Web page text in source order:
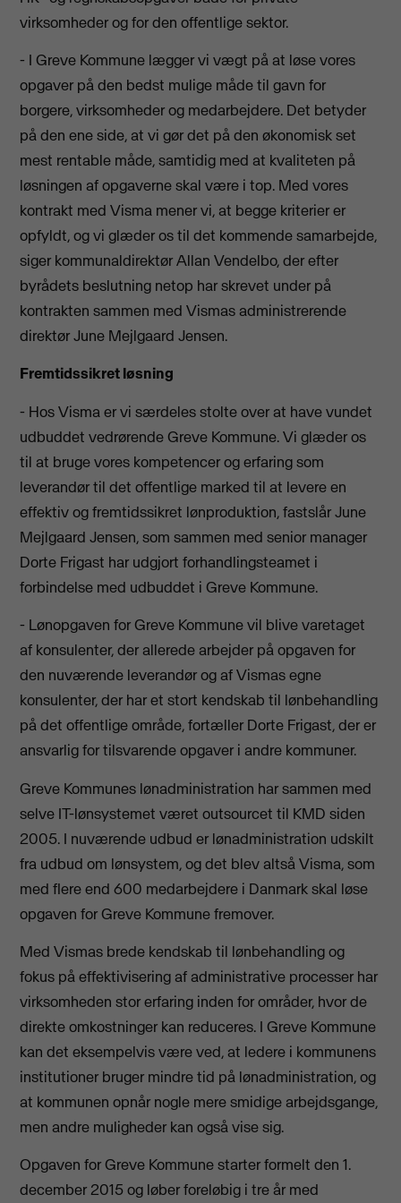
virksomheder og for den offentlige sektor.
- I Greve Kommune lægger vi vægt på at løse vores
opgaver på den bedst mulige måde til gavn for
borgere, virksomheder og medarbejdere. Det betyder
på den ene side, at vi gør det på den økonomisk set
mest rentable måde, samtidig med at kvaliteten på
løsningen af opgaverne skal være i top. Med vores
kontrakt med Visma mener vi, at begge kriterier er
opfyldt, og vi glæder os til det kommende samarbejde,
siger kommunaldirektør Allan Vendelbo, der efter
byrådets beslutning netop har skrevet under på
kontrakten sammen med Vismas administrerende
direktør June Mejlgaard Jensen.
Fremtidssikret løsning
- Hos Visma er vi særdeles stolte over at have vundet
udbuddet vedrørende Greve Kommune. Vi glæder os
til at bruge vores kompetencer og erfaring som
leverandør til det offentlige marked til at levere en
effektiv og fremtidssikret lønproduktion, fastslår June
Mejlgaard Jensen, som sammen med senior manager
Dorte Frigast har udgjort forhandlingsteamet i
forbindelse med udbuddet i Greve Kommune.
- Lønopgaven for Greve Kommune vil blive varetaget
af konsulenter, der allerede arbejder på opgaven for
den nuværende leverandør og af Vismas egne
konsulenter, der har et stort kendskab til lønbehandling
på det offentlige område, fortæller Dorte Frigast, der er
ansvarlig for tilsvarende opgaver i andre kommuner.
Greve Kommunes lønadministration har sammen med
selve IT-lønsystemet været outsourcet til KMD siden
2005. I nuværende udbud er lønadministration udskilt
fra udbud om lønsystem, og det blev altså Visma, som
med flere end 600 medarbejdere i Danmark skal løse
opgaven for Greve Kommune fremover.
Med Vismas brede kendskab til lønbehandling og
fokus på effektivisering af administrative processer har
virksomheden stor erfaring inden for områder, hvor de
direkte omkostninger kan reduceres. I Greve Kommune
kan det eksempelvis være ved, at ledere i kommunens
institutioner bruger mindre tid på lønadministration, og
at kommunen opnår nogle mere smidige arbejdsgange,
men andre muligheder kan også vise sig.
Opgaven for Greve Kommune starter formelt den 1.
december 2015 og løber foreløbig i tre år med